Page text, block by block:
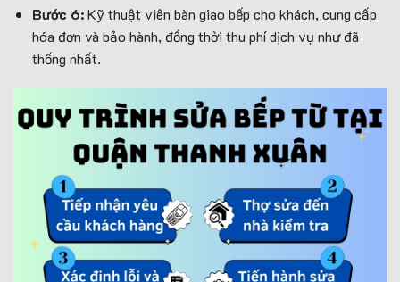
Bước 6:Kỹ thuật viên bàn giao bếp cho khách, cung cấp
hóa đơn và bảo hành, đồng thời thu phí dịch vụ như đã
thống nhất.